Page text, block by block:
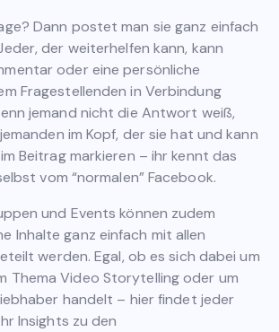
Dann postet man sie ganz einfach
der weiterhelfen kann, kann
oder eine persönliche
Fragestellenden in Verbindung
jemand nicht die Antwort weiß,
im Kopf, der sie hat und kann
Beitrag markieren – ihr kennt das
vom “normalen” Facebook.
und Events können zudem
Inhalte ganz einfach mit allen
werden. Egal, ob es sich dabei um
Thema Video Storytelling oder um
handelt – hier findet jeder
Insights zu den